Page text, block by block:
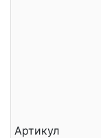
Артикул